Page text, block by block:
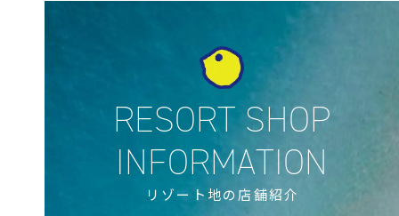
リゾート地の店舗紹介